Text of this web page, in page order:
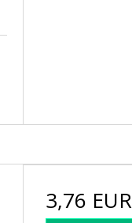
3,76 EUR